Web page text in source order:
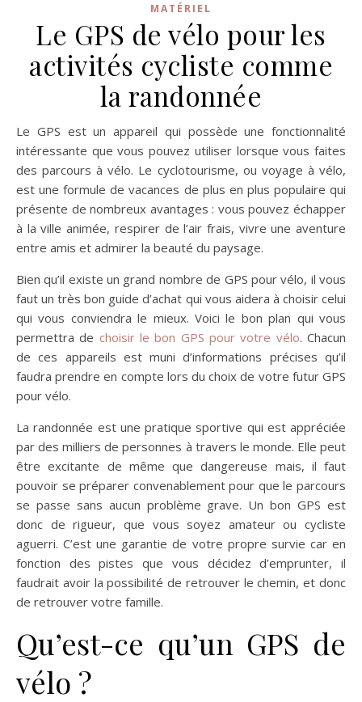
MATÉRIEL
Le GPS de vélo pour les
activités cycliste comme
la randonnée
Le GPS est un appareil qui possède une fonctionnalité
intéressante que vous pouvez utiliser lorsque vous faites
des parcours à vélo. Le cyclotourisme, ou voyage à vélo,
est une formule de vacances de plus en plus populaire qui
présente de nombreux avantages : vous pouvez échapper
à la ville animée, respirer de l’air frais, vivre une aventure
entre amis et admirer la beauté du paysage.
Bien qu’il existe un grand nombre de GPS pour vélo, il vous
faut un très bon guide d’achat qui vous aidera à choisir celui
qui vous conviendra le mieux. Voici le bon plan qui vous
permettra de choisir le bon GPS pour votre vélo. Chacun
de ces appareils est muni d’informations précises qu’il
faudra prendre en compte lors du choix de votre futur GPS
pour vélo.
La randonnée est une pratique sportive qui est appréciée
par des milliers de personnes à travers le monde. Elle peut
être excitante de même que dangereuse mais, il faut
pouvoir se préparer convenablement pour que le parcours
se passe sans aucun problème grave. Un bon GPS est
donc de rigueur, que vous soyez amateur ou cycliste
aguerri. C’est une garantie de votre propre survie car en
fonction des pistes que vous décidez d’emprunter, il
faudrait avoir la possibilité de retrouver le chemin, et donc
de retrouver votre famille.
Qu’est-ce qu’un GPS de
vélo ?